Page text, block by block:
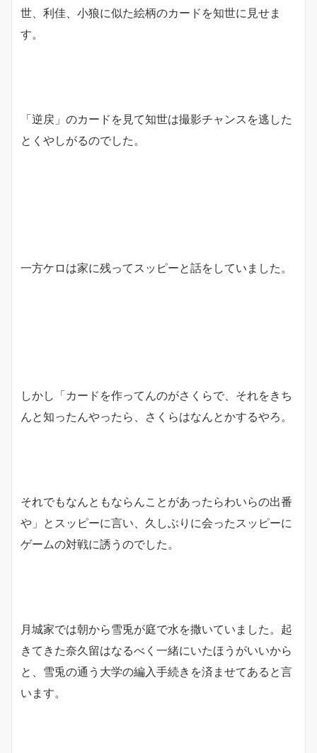
世、利佳、小狼に似た絵柄のカードを知世に見せま
す。
「逆戻」のカードを見て知世は撮影チャンスを逃した
とくやしがるのでした。
一方ケロは家に残ってスッピーと話をしていました。
しかし「カードを作ってんのがさくらで、それをきち
んと知ったんやったら、さくらはなんとかするやろ。
それでもなんともならんことがあったらわいらの出番
や」とスッピーに言い、久しぶりに会ったスッピーに
ゲームの対戦に誘うのでした。
月城家では朝から雪兎が庭で水を撒いていました。起
きてきた奈久留はなるべく一緒にいたほうがいいから
と、雪兎の通う大学の編入手続きを済ませてあると言
います。